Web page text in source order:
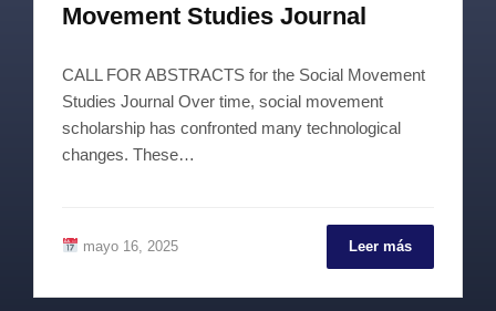
Movement Studies Journal
CALL FOR ABSTRACTS for the Social Movement
Studies Journal Over time, social movement
scholarship has confronted many technological
changes. These…
mayo 16, 2025 Leer más